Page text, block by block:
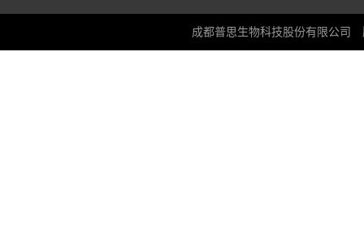
成都普思生物科技股份有限公司